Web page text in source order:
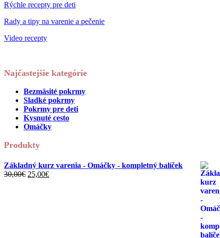
Rýchle recepty pre deti
Rady a tipy na varenie a pečenie
Video recepty
Najčastejšie kategórie
Bezmäsité pokrmy
Sladké pokrmy
Pokrmy pre deti
Kysnuté cesto
Omáčky
Produkty
Základný kurz varenia - Omáčky - kompletný balíček
30,00€ Pôvodná
25,00€Aktuálna